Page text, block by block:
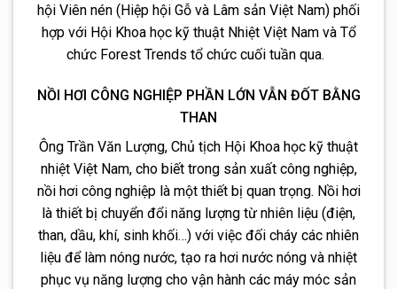
hội Viên nén (Hiệp hội Gỗ và Lâm sản Việt Nam) phối
hợp với Hội Khoa học kỹ thuật Nhiệt Việt Nam và Tổ
chức Forest Trends tổ chức cuối tuần qua.
NỒI HƠI CÔNG NGHIỆP PHẦN LỚN VẪN ĐỐT BẰNG
THAN
Ông Trần Văn Lượng, Chủ tịch Hội Khoa học kỹ thuật
nhiệt Việt Nam, cho biết trong sản xuất công nghiệp,
nồi hơi công nghiệp là một thiết bị quan trọng. Nồi hơi
là thiết bị chuyển đổi năng lượng từ nhiên liệu (điện,
than, dầu, khí, sinh khối…) với việc đối cháy các nhiên
liệu để làm nóng nước, tạo ra hơi nước nóng và nhiệt
phục vụ năng lượng cho vận hành các máy móc sản